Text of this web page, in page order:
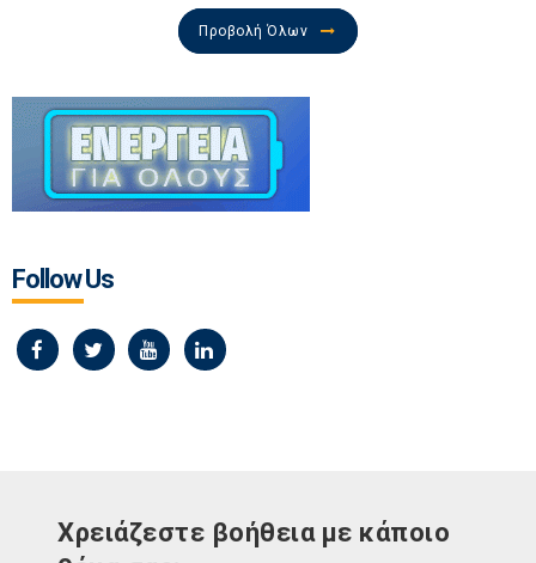
Προβολή Όλων
Follow Us
Χρειάζεστε βοήθεια με κάποιο